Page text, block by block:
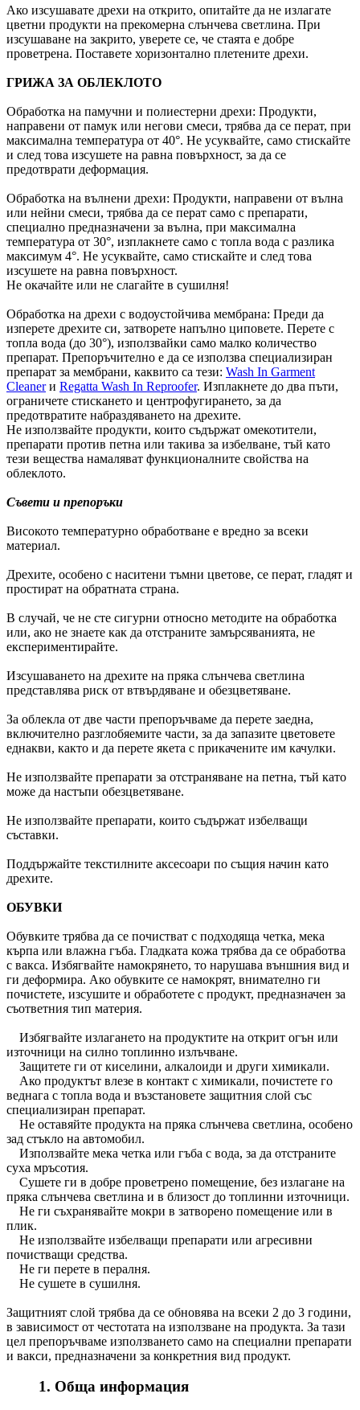
Ако изсушавате дрехи на открито, опитайте да не излагате
цветни продукти на прекомерна слънчева светлина. При
изсушаване на закрито, уверете се, че стаята е добре
проветрена. Поставете хоризонтално плетените дрехи.
ГРИЖА ЗА ОБЛЕКЛОТО
Обработка на памучни и полиестерни дрехи: Продукти,
направени от памук или негови смеси, трябва да се перат, при
максимална температура от 40°. Не усуквайте, само стискайте
и след това изсушете на равна повърхност, за да се
предотврати деформация.
Обработка на вълнени дрехи: Продукти, направени от вълна
или нейни смеси, трябва да се перат само с препарати,
специално предназначени за вълна, при максимална
температура от 30°, изплакнете само с топла вода с разлика
максимум 4°. Не усуквайте, само стискайте и след това
изсушете на равна повърхност.
Не окачайте или не слагайте в сушилня!
Обработка на дрехи с водоустойчива мембрана: Преди да
изперете дрехите си, затворете напълно циповете. Перете с
топла вода (до 30°), използвайки само малко количество
препарат. Препоръчително е да се използва специализиран
препарат за мембрани, каквито са тези: Wash In Garment
Cleanerи Regatta Wash In Reproofer. Изплакнете до два пъти,
ограничете стискането и центрофугирането, за да
предотвратите набраздяването на дрехите.
Не използвайте продукти, които съдържат омекотители,
препарати против петна или такива за избелване, тъй като
тези вещества намаляват функционалните свойства на
облеклото.
Съвети и препоръки
Високото температурно обработване е вредно за всеки
материал.
Дрехите, особено с наситени тъмни цветове, се перат, гладят и
простират на обратната страна.
В случай, че не сте сигурни относно методите на обработка
или, ако не знаете как да отстраните замърсяванията, не
експериментирайте.
Изсушаването на дрехите на пряка слънчева светлина
представлява риск от втвърдяване и обезцветяване.
За облекла от две части препоръчваме да перете заедна,
включително разглобяемите части, за да запазите цветовете
еднакви, както и да перете якета с прикачените им качулки.
Не използвайте препарати за отстраняване на петна, тъй като
може да настъпи обезцветяване.
Не използвайте препарати, които съдържат избелващи
съставки.
Поддържайте текстилните аксесоари по същия начин като
дрехите.
ОБУВКИ
Обувките трябва да се почистват с подходяща четка, мека
кърпа или влажна гъба. Гладката кожа трябва да се обработва
с вакса. Избягвайте намокрянето, то нарушава външния вид и
ги деформира. Ако обувките се намокрят, внимателно ги
почистете, изсушите и обработете с продукт, предназначен за
съответния тип материя.
Избягвайте излагането на продуктите на открит огън или
източници на силно топлинно излъчване.
Защитете ги от киселини, алкалоиди и други химикали.
Ако продуктът влезе в контакт с химикали, почистете го
веднага с топла вода и възстановете защитния слой със
специализиран препарат.
Не оставяйте продукта на пряка слънчева светлина, особено
зад стъкло на автомобил.
Използвайте мека четка или гъба с вода, за да отстраните
суха мръсотия.
Сушете ги в добре проветрено помещение, без излагане на
пряка слънчева светлина и в близост до топлинни източници.
Не ги съхранявайте мокри в затворено помещение или в
плик.
Не използвайте избелващи препарати или агресивни
почистващи средства.
Не ги перете в пералня.
Не сушете в сушилня.
Защитният слой трябва да се обновява на всеки 2 до 3 години,
в зависимост от честотата на използване на продукта. За тази
цел препоръчваме използването само на специални препарати
и вакси, предназначени за конкретния вид продукт.
1. Обща информация